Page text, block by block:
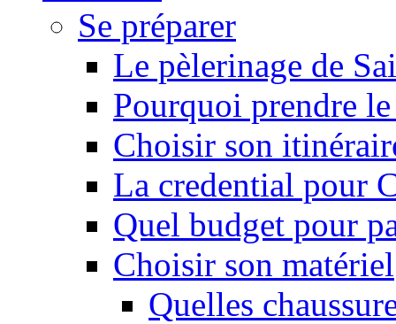
Se préparer
Le pèlerinage de
Pourquoi prendre
Choisir son
La credential pour
Quel budget pour
Choisir son matériel
Quelles